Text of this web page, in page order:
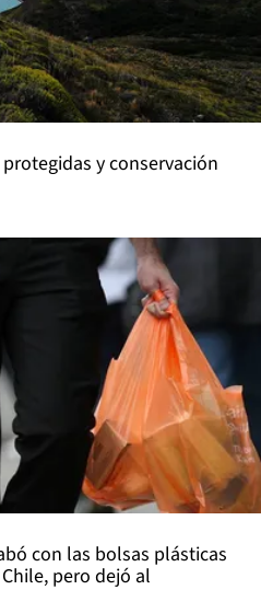
protegidas y conservación
con las bolsas plásticas
pero dejó al